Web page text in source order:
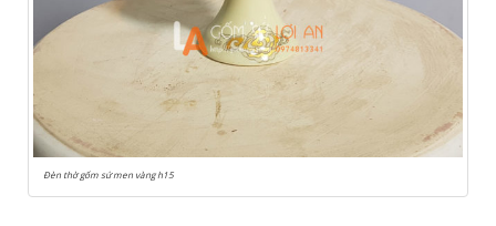
Đèn thờ gốm sứ men vàng h15